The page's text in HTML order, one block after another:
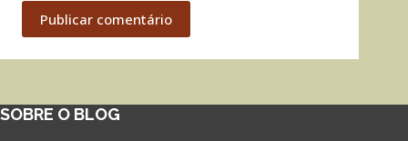
Publicar comentário
SOBRE O BLOG